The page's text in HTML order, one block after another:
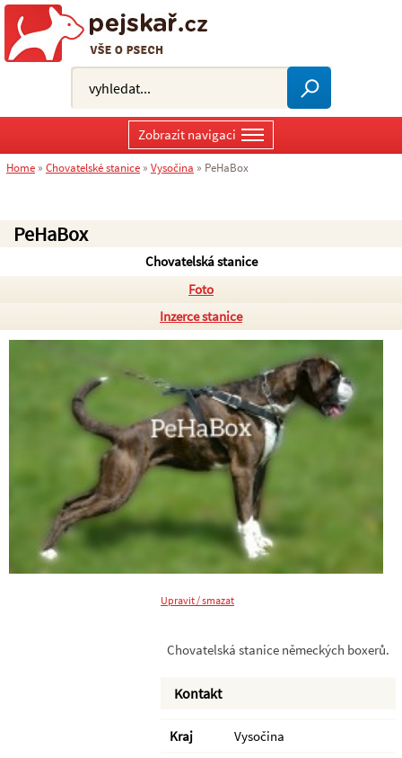
PeHaBox
Chovatelská stanice
Foto
Inzerce stanice
Upravit / smazat
Chovatelská stanice německých boxerů.
Kontakt
Kraj
Vysočina
Zobrazit navigaci
Home » Chovatelské stanice » Vysočina » PeHaBox